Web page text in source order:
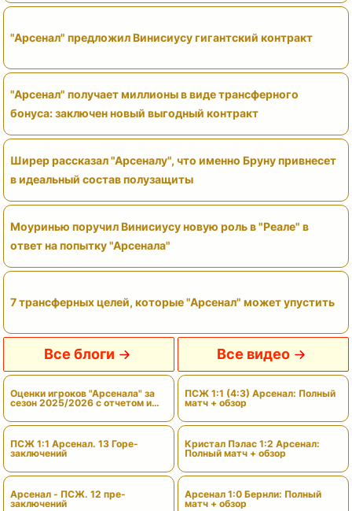
"Арсенал" предложил Винисиусу гигантский контракт
"Арсенал" получает миллионы в виде трансферного
бонуса: заключен новый выгодный контракт
Ширер рассказал "Арсеналу", что именно Бруну привнесет
в идеальный состав полузащиты
Моуринью поручил Винисиусу новую роль в "Реале" в
ответ на попытку "Арсенала"
7 трансферных целей, которые "Арсенал" может упустить
Все блоги
Оценки игроков "Арсенала" за
сезон 2025/2026 с отчетом и
ПСЖ 1:1 Арсенал. 13 Горе-
заключений
Арсенал - ПСЖ. 12 пре-
заключений
Все видео
ПСЖ 1:1 (4:3) Арсенал: Полный
матч + обзор
Кристал Пэлас 1:2 Арсенал:
Полный матч + обзор
Арсенал 1:0 Бернли: Полный
матч + обзор